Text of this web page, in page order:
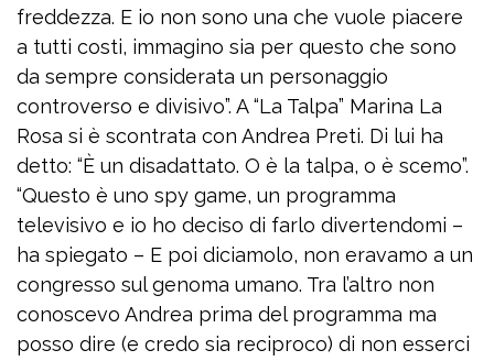
freddezza. E io non sono una che vuole piacere
a tutti costi, immagino sia per questo che sono
da sempre considerata un personaggio
controverso e divisivo”. A “La Talpa” Marina La
Rosa si è scontrata con Andrea Preti. Di lui ha
detto: “È un disadattato. O è la talpa, o è scemo”.
“Questo è uno spy game, un programma
televisivo e io ho deciso di farlo divertendomi –
ha spiegato – E poi diciamolo, non eravamo a un
congresso sul genoma umano. Tra l’altro non
conoscevo Andrea prima del programma ma
posso dire (e credo sia reciproco) di non esserci